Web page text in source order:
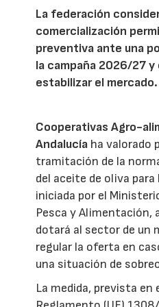
La federación
comercialización
preventiva ante una
la campaña 2026/27
estabilizar el mercado.
Cooperativas Agro-
Andalucía ha valorado
tramitación de la
del aceite de oliva
iniciada por el
Pesca y Alimentación,
dotará al sector de un
regular la oferta en
una situación de
La medida, prevista en